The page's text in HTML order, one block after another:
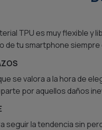
TPU es muy flexible
de tu smartphone
se valora a la hora de
por aquellos daños
la tendencia sin